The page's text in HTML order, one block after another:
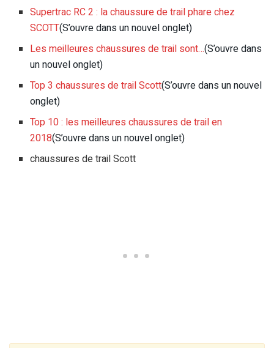
Supertrac RC 2 : la chaussure de trail phare chez
SCOTT(S’ouvre dans un nouvel onglet)
Les meilleures chaussures de trail sont…(S’ouvre dans
un nouvel onglet)
Top 3 chaussures de trail Scott(S’ouvre dans un nouvel
onglet)
Top 10 : les meilleures chaussures de trail en
2018(S’ouvre dans un nouvel onglet)
chaussures de trail Scott